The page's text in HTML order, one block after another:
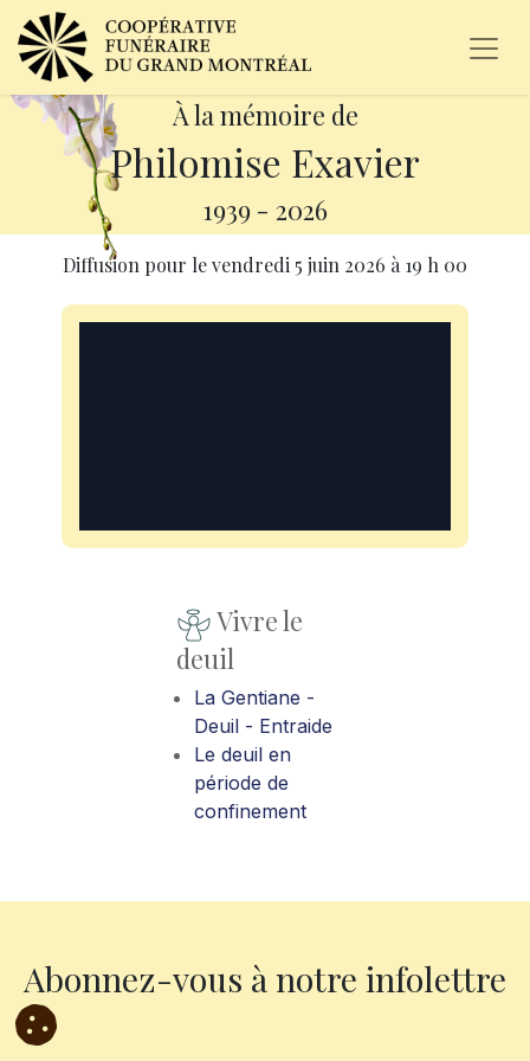
À la mémoire de
Philomise Exavier
1939 - 2026
Diffusion pour levendredi 5 juin 2026 à 19 h 00
Vivre le
deuil
La Gentiane -
Deuil - Entraide
Le deuil en
période de
confinement
Abonnez-vous à notre infolettre